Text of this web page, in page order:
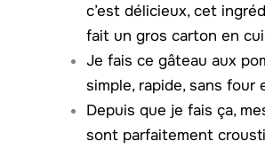
c’est délicieux, cet
fait un gros carton en
Je fais ce gâteau aux
simple, rapide, sans four
Depuis que je fais ça,
sont parfaitement